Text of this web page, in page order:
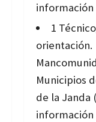
información
1
orientación.
Municipios
de la Janda
información